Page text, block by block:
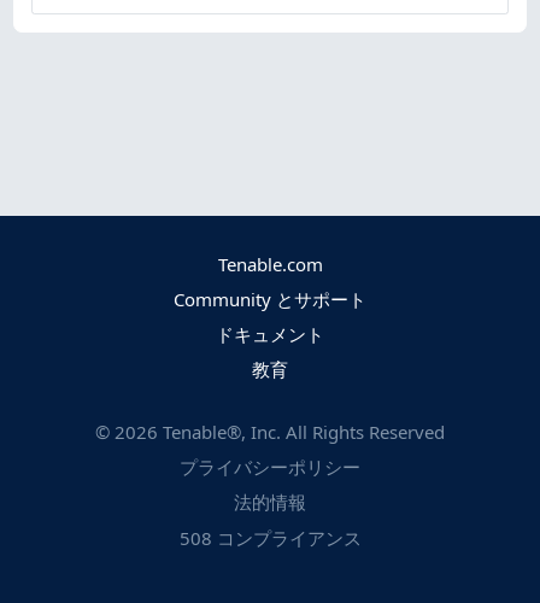
Tenable.com
Community とサポート
ドキュメント
教育
© 2026 Tenable®, Inc. All Rights Reserved
プライバシーポリシー
法的情報
508 コンプライアンス